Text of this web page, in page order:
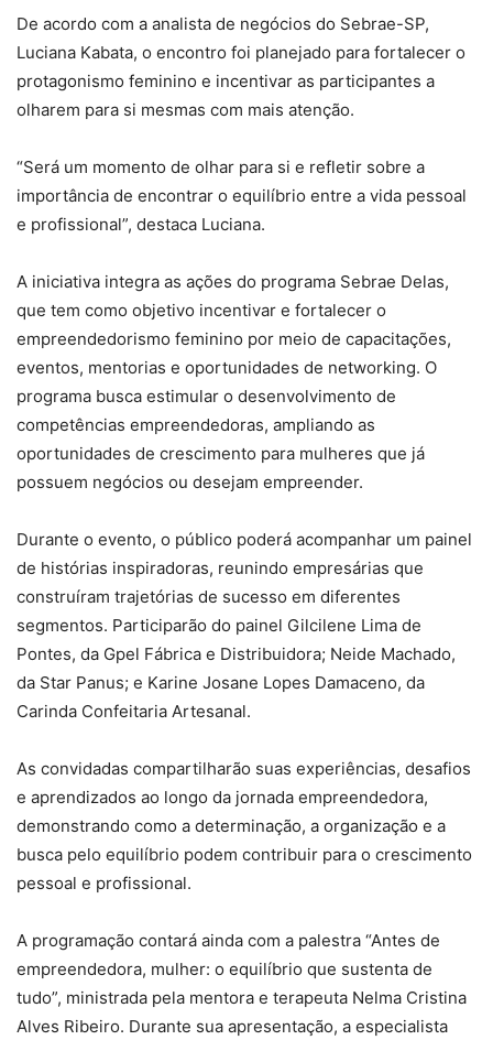
De acordo com a analista de negócios do Sebrae-SP,
Luciana Kabata, o encontro foi planejado para fortalecer o
protagonismo feminino e incentivar as participantes a
olharem para si mesmas com mais atenção.
“Será um momento de olhar para si e refletir sobre a
importância de encontrar o equilíbrio entre a vida pessoal
e profissional”, destaca Luciana.
A iniciativa integra as ações do programa Sebrae Delas,
que tem como objetivo incentivar e fortalecer o
empreendedorismo feminino por meio de capacitações,
eventos, mentorias e oportunidades de networking. O
programa busca estimular o desenvolvimento de
competências empreendedoras, ampliando as
oportunidades de crescimento para mulheres que já
possuem negócios ou desejam empreender.
Durante o evento, o público poderá acompanhar um painel
de histórias inspiradoras, reunindo empresárias que
construíram trajetórias de sucesso em diferentes
segmentos. Participarão do painel Gilcilene Lima de
Pontes, da Gpel Fábrica e Distribuidora; Neide Machado,
da Star Panus; e Karine Josane Lopes Damaceno, da
Carinda Confeitaria Artesanal.
As convidadas compartilharão suas experiências, desafios
e aprendizados ao longo da jornada empreendedora,
demonstrando como a determinação, a organização e a
busca pelo equilíbrio podem contribuir para o crescimento
pessoal e profissional.
A programação contará ainda com a palestra “Antes de
empreendedora, mulher: o equilíbrio que sustenta de
tudo”, ministrada pela mentora e terapeuta Nelma Cristina
Alves Ribeiro. Durante sua apresentação, a especialista